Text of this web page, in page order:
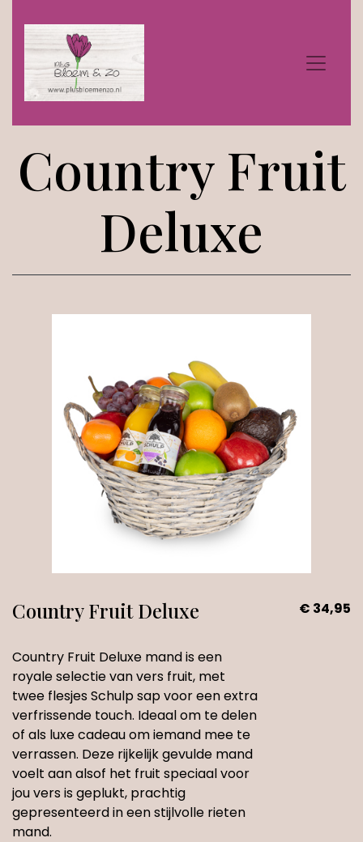
Country Fruit
Deluxe
Country Fruit Deluxe
Country Fruit Deluxe mand is een
royale selectie van vers fruit, met
twee flesjes Schulp sap voor een extra
verfrissende touch. Ideaal om te delen
of als luxe cadeau om iemand mee te
verrassen. Deze rijkelijk gevulde mand
voelt aan alsof het fruit speciaal voor
jou vers is geplukt, prachtig
gepresenteerd in een stijlvolle rieten
mand.
€ 34,95